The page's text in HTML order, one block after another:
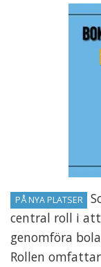
PÅ NYA PLATSER
central roll i
genomföra
Rollen